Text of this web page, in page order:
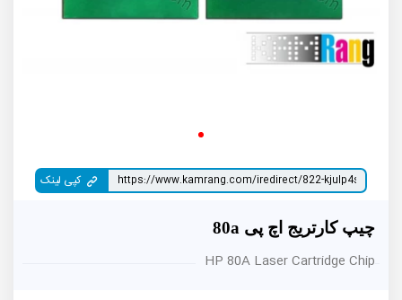
کپی لینک
چیپ کارتریج اچ پی 80a
HP 80A Laser Cartridge Chip